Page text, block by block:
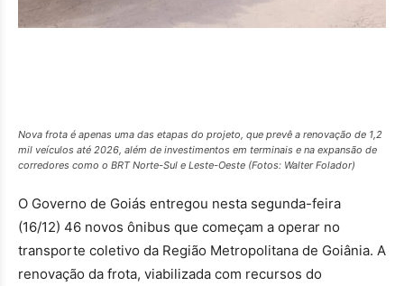
Nova frota é apenas uma das etapas do projeto, que prevê a renovação de 1,2
mil veículos até 2026, além de investimentos em terminais e na expansão de
corredores como o BRT Norte-Sul e Leste-Oeste (Fotos: Walter Folador)
O Governo de Goiás entregou nesta segunda-feira
(16/12) 46 novos ônibus que começam a operar no
transporte coletivo da Região Metropolitana de Goiânia. A
renovação da frota, viabilizada com recursos do